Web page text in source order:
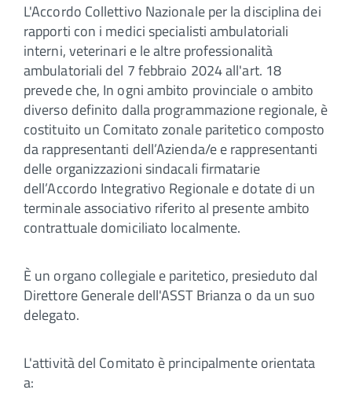
L'Accordo Collettivo Nazionale per la disciplina dei
rapporti con i medici specialisti ambulatoriali
interni, veterinari e le altre professionalità
ambulatoriali del 7 febbraio 2024 all'art. 18
prevede che, In ogni ambito provinciale o ambito
diverso definito dalla programmazione regionale, è
costituito un Comitato zonale paritetico composto
da rappresentanti dell’Azienda/e e rappresentanti
delle organizzazioni sindacali firmatarie
dell’Accordo Integrativo Regionale e dotate di un
terminale associativo riferito al presente ambito
contrattuale domiciliato localmente.
È un organo collegiale e paritetico, presieduto dal
Direttore Generale dell'ASST Brianza o da un suo
delegato.
L'attività del Comitato è principalmente orientata
a: